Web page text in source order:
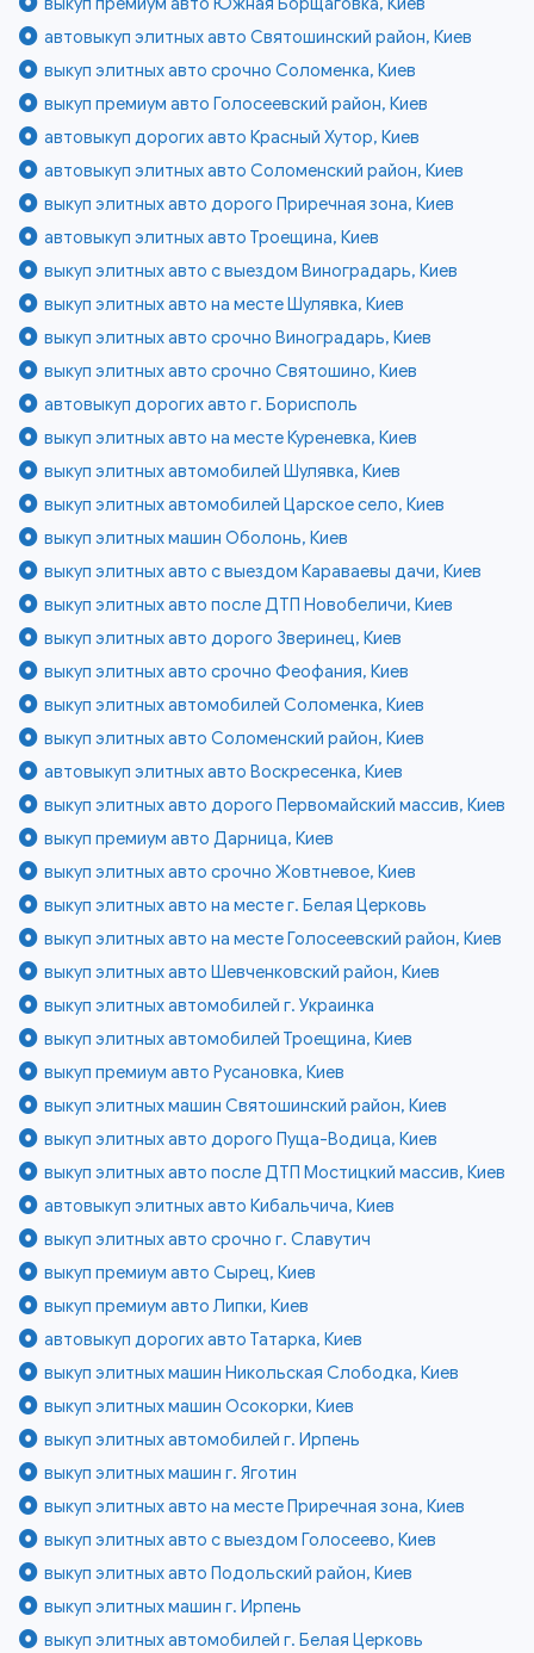
автовыкуп элитных авто Святошинский район, Киев
выкуп элитных авто срочно Соломенка, Киев
выкуп премиум авто Голосеевский район, Киев
автовыкуп дорогих авто Красный Хутор, Киев
автовыкуп элитных авто Соломенский район, Киев
выкуп элитных авто дорого Приречная зона, Киев
автовыкуп элитных авто Троещина, Киев
выкуп элитных авто с выездом Виноградарь, Киев
выкуп элитных авто на месте Шулявка, Киев
выкуп элитных авто срочно Виноградарь, Киев
выкуп элитных авто срочно Святошино, Киев
автовыкуп дорогих авто г. Борисполь
выкуп элитных авто на месте Куреневка, Киев
выкуп элитных автомобилей Шулявка, Киев
выкуп элитных автомобилей Царское село, Киев
выкуп элитных машин Оболонь, Киев
выкуп элитных авто с выездом Караваевы дачи, Киев
выкуп элитных авто после ДТП Новобеличи, Киев
выкуп элитных авто дорого Зверинец, Киев
выкуп элитных авто срочно Феофания, Киев
выкуп элитных автомобилей Соломенка, Киев
выкуп элитных авто Соломенский район, Киев
автовыкуп элитных авто Воскресенка, Киев
выкуп элитных авто дорого Первомайский массив, Киев
выкуп премиум авто Дарница, Киев
выкуп элитных авто срочно Жовтневое, Киев
выкуп элитных авто на месте г. Белая Церковь
выкуп элитных авто на месте Голосеевский район, Киев
выкуп элитных авто Шевченковский район, Киев
выкуп элитных автомобилей г. Украинка
выкуп элитных автомобилей Троещина, Киев
выкуп премиум авто Русановка, Киев
выкуп элитных машин Святошинский район, Киев
выкуп элитных авто дорого Пуща-Водица, Киев
выкуп элитных авто после ДТП Мостицкий массив, Киев
автовыкуп элитных авто Кибальчича, Киев
выкуп элитных авто срочно г. Славутич
выкуп премиум авто Сырец, Киев
выкуп премиум авто Липки, Киев
автовыкуп дорогих авто Татарка, Киев
выкуп элитных машин Никольская Слободка, Киев
выкуп элитных машин Осокорки, Киев
выкуп элитных автомобилей г. Ирпень
выкуп элитных машин г. Яготин
выкуп элитных авто на месте Приречная зона, Киев
выкуп элитных авто с выездом Голосеево, Киев
выкуп элитных авто Подольский район, Киев
выкуп элитных машин г. Ирпень
выкуп элитных автомобилей г. Белая Церковь